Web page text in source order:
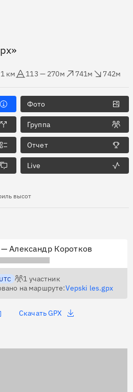
км
высота
113 — 270м
741м
742м
Фото
Группа
Отчет
Live
высот
Александр Коротков
UTC 1 участник
на маршруте:Vepski les.gpx
Скачать GPX